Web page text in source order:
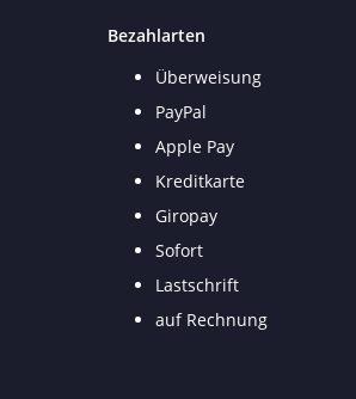
Bezahlarten
Überweisung
PayPal
Apple Pay
Kreditkarte
Giropay
Sofort
Lastschrift
auf Rechnung